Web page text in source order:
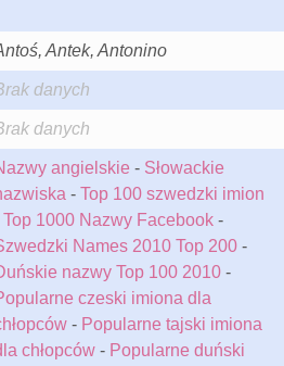
Antek, Antonino
danych
danych
angielskie - Słowackie
- Top 100 szwedzki imion
Top 1000 Nazwy Facebook -
Names 2010 Top 200 -
nazwy Top 100 2010 -
czeski imiona dla
- Popularne tajski imiona
chłopców - Popularne duński